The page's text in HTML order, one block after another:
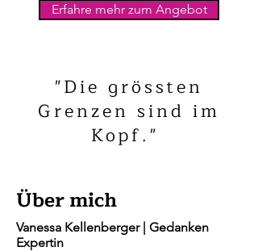
Erfahre mehr zum Angebot
"Die grössten
Grenzen sind im
Kopf."
Über mich
Vanessa Kellenberger | Gedanken
Expertin